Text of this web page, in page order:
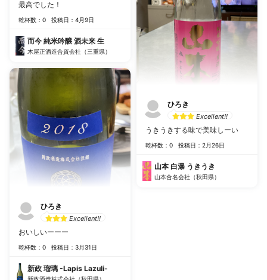
最高でした！
乾杯数：0 投稿日：4月9日
而今 純米吟醸 酒未来 生
木屋正酒造合資会社（三重県）
ひろき
Excellent!!
おいしいーーー
乾杯数：0 投稿日：3月31日
新政 瑠璃 -Lapis Lazuli-
ひろき
Excellent!!
うきうきする味で美味しーい
乾杯数：0 投稿日：2月26日
山本 白瀑 うきうき
山本合名会社（秋田県）